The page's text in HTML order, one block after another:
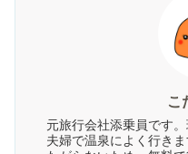
こ
元旅行会社添乗員です
夫婦で温泉によく行き